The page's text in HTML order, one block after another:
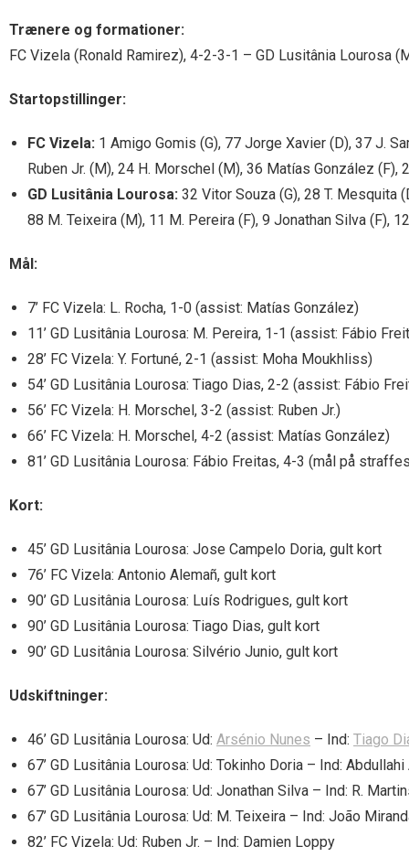
Trænere og formationer:
FC Vizela (Ronald Ramirez), 4-2-3-1 – GD Lusitânia Lourosa
Startopstillinger:
FC Vizela: 1 Amigo Gomis (G), 77 Jorge Xavier (D), 37 J.
Ruben Jr. (M), 24 H. Morschel (M), 36 Matías González (F),
GD Lusitânia Lourosa: 32 Vitor Souza (G), 28 T. Mesquita
88 M. Teixeira (M), 11 M. Pereira (F), 9 Jonathan Silva (F),
Mål:
7’ FC Vizela: L. Rocha, 1-0 (assist: Matías González)
11’ GD Lusitânia Lourosa: M. Pereira, 1-1 (assist: Fábio
28’ FC Vizela: Y. Fortuné, 2-1 (assist: Moha Moukhliss)
54’ GD Lusitânia Lourosa: Tiago Dias, 2-2 (assist: Fábio
56’ FC Vizela: H. Morschel, 3-2 (assist: Ruben Jr.)
66’ FC Vizela: H. Morschel, 4-2 (assist: Matías González)
81’ GD Lusitânia Lourosa: Fábio Freitas, 4-3 (mål på
Kort:
45’ GD Lusitânia Lourosa: Jose Campelo Doria, gult kort
76’ FC Vizela: Antonio Alemañ, gult kort
90’ GD Lusitânia Lourosa: Luís Rodrigues, gult kort
90’ GD Lusitânia Lourosa: Tiago Dias, gult kort
90’ GD Lusitânia Lourosa: Silvério Junio, gult kort
Udskiftninger:
46’ GD Lusitânia Lourosa: Ud: Arsénio Nunes – Ind: Tiago
67’ GD Lusitânia Lourosa: Ud: Tokinho Doria – Ind:
67’ GD Lusitânia Lourosa: Ud: Jonathan Silva – Ind: R.
67’ GD Lusitânia Lourosa: Ud: M. Teixeira – Ind: João
82’ FC Vizela: Ud: Ruben Jr. – Ind: Damien Loppy